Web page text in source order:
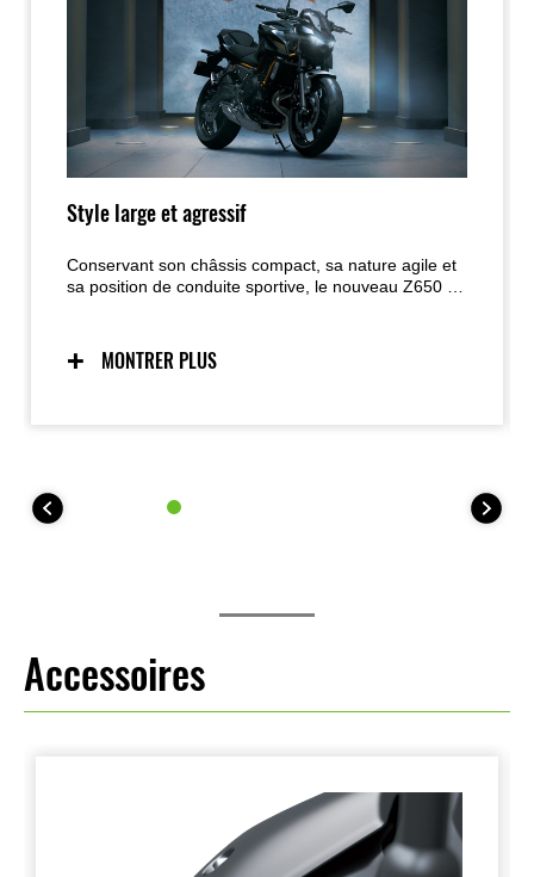
Style large et agressif
Conservant son châssis compact, sa nature agile et
sa position de conduite sportive, le nouveau Z650 S
et plus agressive, séduisant les pilotes qui
souhaitent une moto impressionnante visuellement
MONTRER PLUS
Accessoires